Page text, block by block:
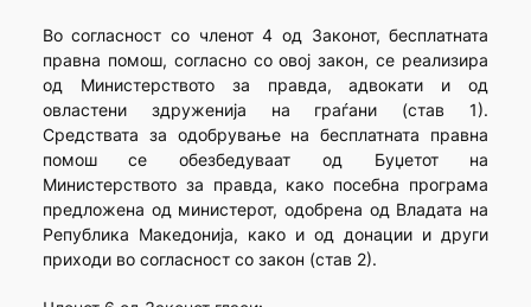
Во согласност со членот 4 од Законот, бесплатната
правна помош, согласно со овој закон, се реализира
од Министерството за правда, адвокати и од
овластени здруженија на граѓани (став 1).
Средствата за одобрување на бесплатната правна
помош се обезбедуваат од Буџетот на
Министерството за правда, како посебна програма
предложена од министерот, одобрена од Владата на
Република Македонија, како и од донации и други
приходи во согласност со закон (став 2).